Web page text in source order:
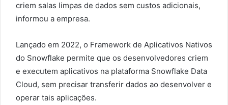
criem salas limpas de dados sem custos adicionais,
informou a empresa.
Lançado em 2022, o Framework de Aplicativos Nativos
do Snowflake permite que os desenvolvedores criem
e executem aplicativos na plataforma Snowflake Data
Cloud, sem precisar transferir dados ao desenvolver e
operar tais aplicações.